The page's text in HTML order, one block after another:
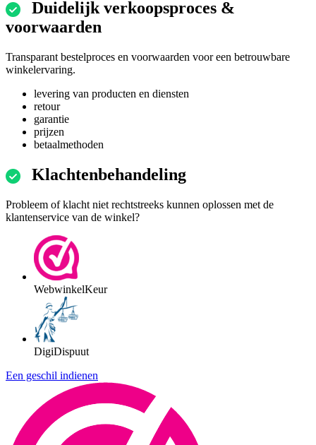
Duidelijk verkoopsproces &
voorwaarden
Transparant bestelproces en voorwaarden voor een betrouwbare
winkelervaring.
levering van producten en diensten
retour
garantie
prijzen
betaalmethoden
Klachtenbehandeling
Probleem of klacht niet rechtstreeks kunnen oplossen met de
klantenservice van de winkel?
WebwinkelKeur
DigiDispuut
Een geschil indienen